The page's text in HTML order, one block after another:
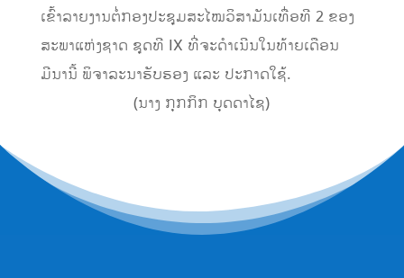
ເຂົ້າລາຍງານຕໍ່ກອງປະຊຸມສະໄໝວິສາມັນເທື່ອທີ 2 ຂອງ
ສະພາແຫ່ງຊາດ ຊຸດທີ IX ທີ່ຈະດຳເນີນໃນທ້າຍເດືອນ
ມີນານີ້ ພິຈາລະນາຮັບຮອງ ແລະ ປະກາດໃຊ້.
(ນາງ ກຸກກິກ ບຸດດາໄຊ)